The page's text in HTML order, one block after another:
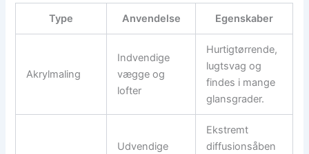
Type Anvendelse Egenskaber
Akrylmaling
Indvendige
vægge og
lofter
Hurtigtørrende,
lugtsvag og
findes i mange
glansgrader.
Udvendige
Ekstremt
diffusionsåben